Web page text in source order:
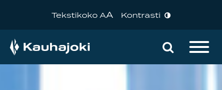
Tekstikoko AA Kontrasti
Päävalikko Hae